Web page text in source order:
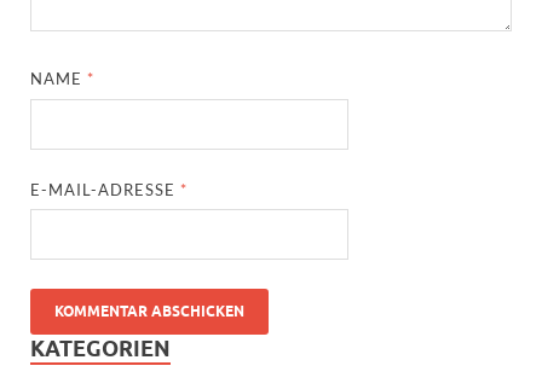
NAME *
E-MAIL-ADRESSE *
KATEGORIEN